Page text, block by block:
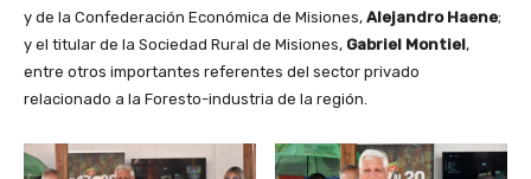
y de la Confederación Económica de Misiones, Alejandro Haene;
y el titular de la Sociedad Rural de Misiones, Gabriel Montiel,
entre otros importantes referentes del sector privado
relacionado a la Foresto-industria de la región.